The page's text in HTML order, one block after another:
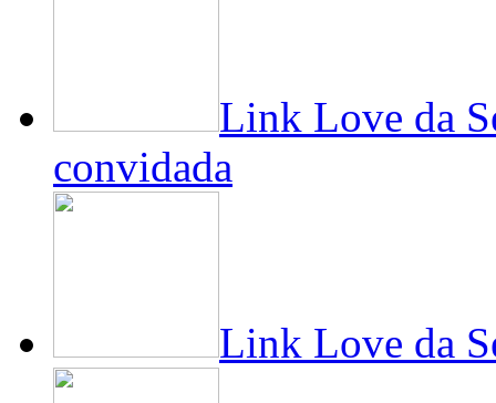
Link Love da
convidada
Link Love da